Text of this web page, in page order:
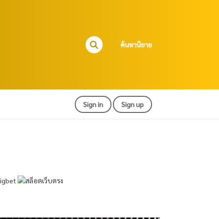
ค้นหานิยาย
Sign in Sign up